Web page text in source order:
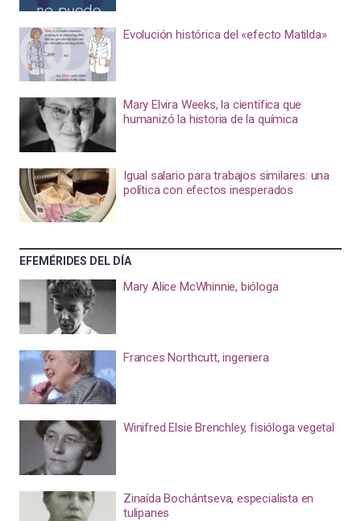
Evolución histórica del «efecto Matilda»
Mary Elvira Weeks, la científica que
humanizó la historia de la química
Igual salario para trabajos similares: una
política con efectos inesperados
EFEMÉRIDES DEL DÍA
Mary Alice McWhinnie, bióloga
Frances Northcutt, ingeniera
Winifred Elsie Brenchley, fisióloga vegetal
Zinaída Bochántseva, especialista en
tulipanes